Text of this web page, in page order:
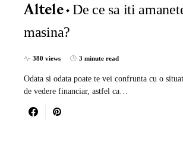
Altele
De ce sa iti
masina?
380 views 3 minute read
Odata si odata poate te vei confrunta cu o
de vedere financiar, astfel ca…